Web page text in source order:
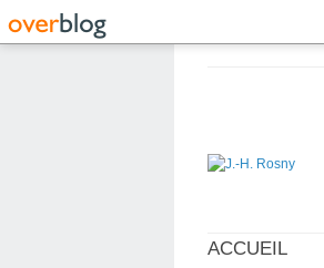
ACCUEIL